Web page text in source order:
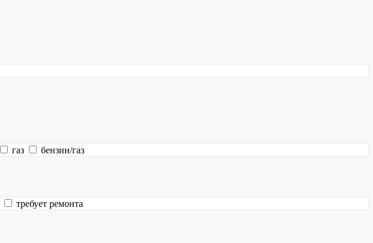
газ
бензин/газ
требует ремонта